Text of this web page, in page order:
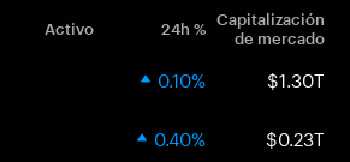
Activo 24h % Capitalización
de mercado
0.10% $1.30T
0.40% $0.23T